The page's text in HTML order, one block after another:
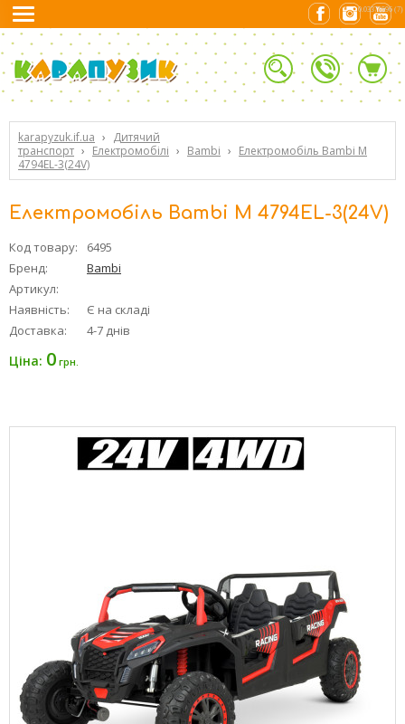
karapyzuk.if.ua › Дитячий
транспорт › Електромобілі › Bambi › Електромобіль Bambi M
4794EL-3(24V)
Електромобіль Bambi M 4794EL-3(24V)
Код товару:
6495
Бренд:
Bambi
Артикул:
Наявність:
Є на складі
Доставка:
4-7 днів
Ціна: 0 грн.
0.03371596 (7)